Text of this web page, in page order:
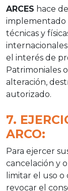
ARCES hace
implementado
técnicas y
el interés de
Patrimoniales
alteración,
autorizado.
7.
ARCO:
Para ejercer
cancelación y
limitar el uso o
revocar el